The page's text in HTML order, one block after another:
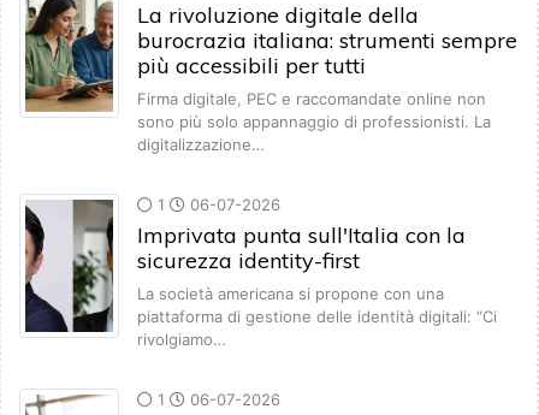
La rivoluzione digitale della
burocrazia italiana: strumenti sempre
più accessibili per tutti
Firma digitale, PEC e raccomandate online non
sono più solo appannaggio di professionisti. La
digitalizzazione…
1 06-07-2026
Imprivata punta sull'Italia con la
sicurezza identity-first
La società americana si propone con una
piattaforma di gestione delle identità digitali: “Ci
rivolgiamo…
1 06-07-2026